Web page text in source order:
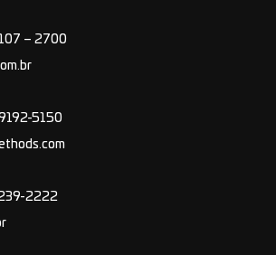
– 2700
5150
2222